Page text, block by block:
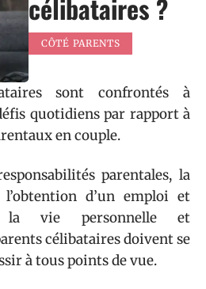
célibataires ?
CÔTÉ PARENTS
sont confrontés à
quotidiens par rapport à
en couple.
parentales, la
d’un emploi et
la vie personnelle et
célibataires doivent se
à tous points de vue.